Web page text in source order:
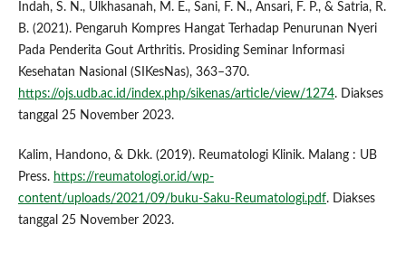
Indah, S. N., Ulkhasanah, M. E., Sani, F. N., Ansari, F. P., & Satria, R.
B. (2021). Pengaruh Kompres Hangat Terhadap Penurunan Nyeri
Pada Penderita Gout Arthritis. Prosiding Seminar Informasi
Kesehatan Nasional (SIKesNas), 363–370.
https://ojs.udb.ac.id/index.php/sikenas/article/view/1274. Diakses
tanggal 25 November 2023.
Kalim, Handono, & Dkk. (2019). Reumatologi Klinik. Malang : UB
Press. https://reumatologi.or.id/wp-
content/uploads/2021/09/buku-Saku-Reumatologi.pdf. Diakses
tanggal 25 November 2023.